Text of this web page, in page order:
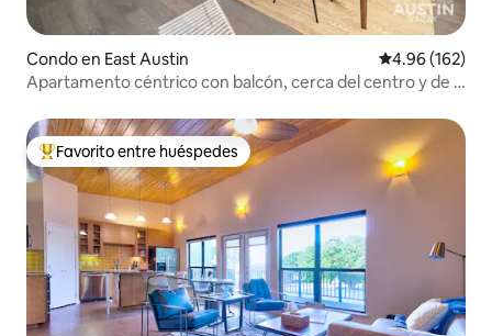
Condo en East Austin Calificación
4.96 (162)
Apartamento céntrico con balcón, cerca del centro y de la
Favorito entre huéspedes preferido
Favorito entre huéspedes